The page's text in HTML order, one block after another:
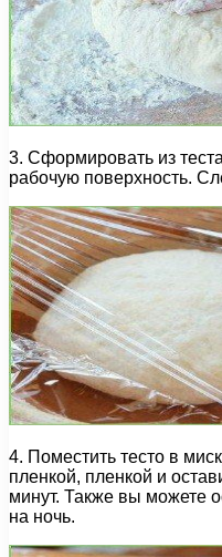
3. Сформировать из
рабочую поверхность.
4. Поместить тесто в
пленкой, пленкой и
минут. Также вы можете
на ночь.